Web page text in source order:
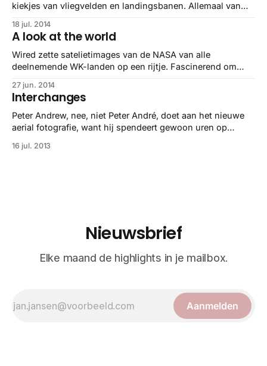
kiekjes van vliegvelden en landingsbanen. Allemaal van
in elkaar steekt. Best genieten.
18 jul. 2014
A look at the world
Wired zette satelietimages van de NASA van alle
deelnemende WK-landen op een rijtje. Fascinerend om
Nederland, Kameroen, Italië en Ecuador en alle 32 landen
check je op Wirrred.
27 jun. 2014
Interchanges
Peter Andrew, nee, niet Peter André, doet aan het nieuwe
aerial fotografie, want hij spendeert gewoon uren op
knooppunten in de weg. Ingenieus, ingewikkeld, maar
16 jul. 2013
Nieuwsbrief
Elke maand de highlights in je mailbox.
Aanmelden